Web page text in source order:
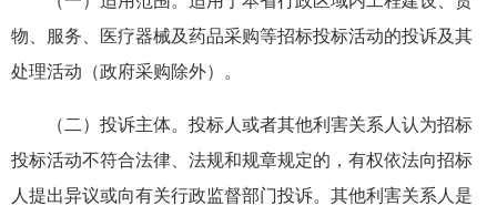
物、服务、医疗器械及药品采购等招标投标活动的投诉及其
处理活动（政府采购除外）。
（二）投诉主体。投标人或者其他利害关系人认为招标
投标活动不符合法律、法规和规章规定的，有权依法向招标
人提出异议或向有关行政监督部门投诉。其他利害关系人是